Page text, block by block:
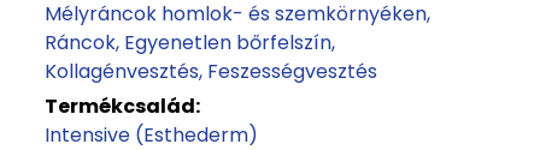
Mélyráncok homlok- és szemkörnyéken
Ráncok Egyenetlen bőrfelszín
Kollagénvesztés Feszességvesztés
Termékcsalád:
Intensive (Esthederm)